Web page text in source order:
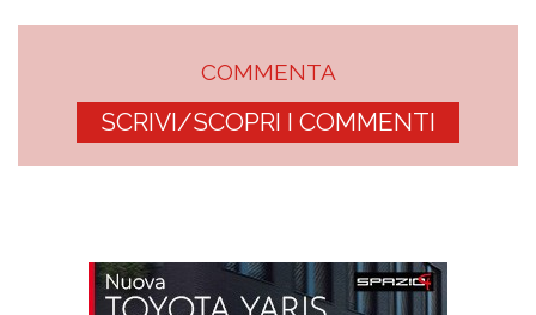
COMMENTA
SCRIVI/SCOPRI I COMMENTI